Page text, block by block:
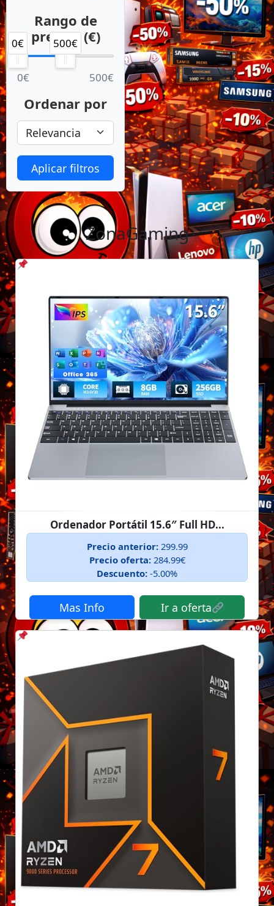
Rango de
precios (€)
0€ 500€
0€ 500€
Ordenar por
Aplicar filtros
ZonaGaming
Ordenador Portátil 15.6″ Full HD...
Precio anterior:299.99
Precio oferta:284.99€
Descuento: -5.00%
Mas Info Ir a oferta